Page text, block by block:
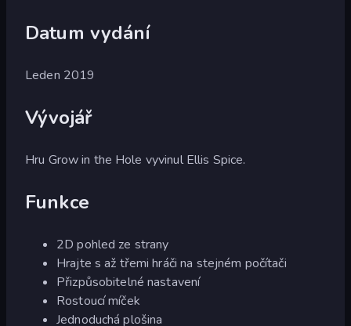
Datum vydání
Leden 2019
Vývojář
Hru Grow in the Hole vyvinul Ellis Spice.
Funkce
2D pohled ze strany
Hrajte s až třemi hráči na stejném počítači
Přizpůsobitelné nastavení
Rostoucí míček
Jednoduchá plošina